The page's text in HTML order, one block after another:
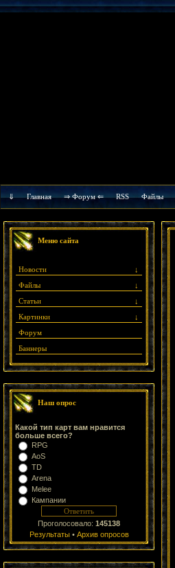
⇓ Главная ⇒ Форум ⇐ RSS Файлы
Меню сайта
↓
Новости
↓
Файлы
↓
Статьи
↓
Картинки
Форум
Баннеры
Наш опрос
Какой тип карт вам нравится
больше всего?
RPG
AoS
TD
Arena
Melee
Кампании
Проголосовало: 145138
Результаты• Архив опросов